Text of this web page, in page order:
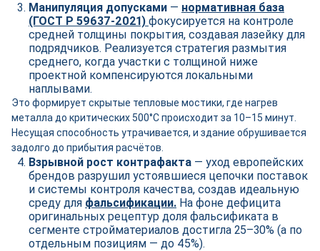
Манипуляция допусками — нормативная база
(ГОСТ Р 59637-2021) фокусируется на контроле
средней толщины покрытия, создавая лазейку для
подрядчиков. Реализуется стратегия размытия
среднего, когда участки с толщиной ниже
проектной компенсируются локальными
наплывами.
Это формирует скрытые тепловые мостики, где нагрев
металла до критических 500°C происходит за 10–15 минут.
Несущая способность утрачивается, и здание обрушивается
задолго до прибытия расчётов.
Взрывной рост контрафакта — уход европейских
брендов разрушил устоявшиеся цепочки поставок
и системы контроля качества, создав идеальную
среду для фальсификации. На фоне дефицита
оригинальных рецептур доля фальсификата в
сегменте стройматериалов достигла 25–30% (а по
отдельным позициям — до 45%).